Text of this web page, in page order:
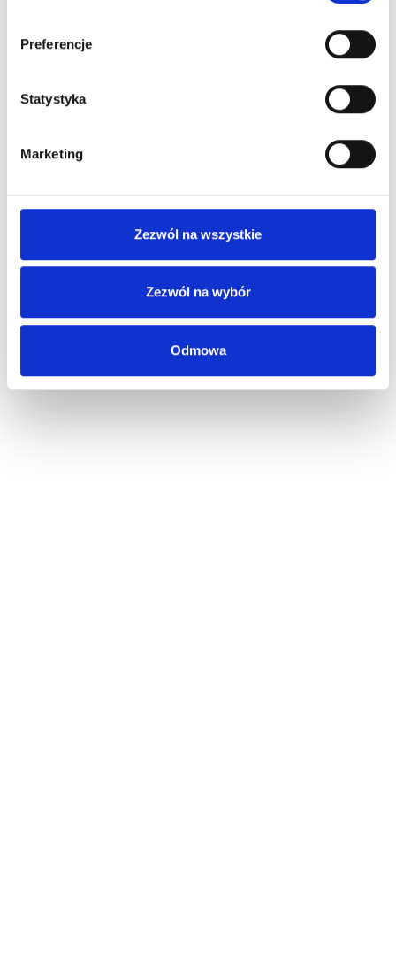
Preferencje
Statystyka
Marketing
Zezwól na wszystkie
Zezwól na wybór
Odmowa